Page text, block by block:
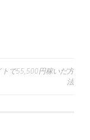
トで55,500円稼いだ方
法